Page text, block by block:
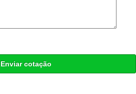
Enviar cotação